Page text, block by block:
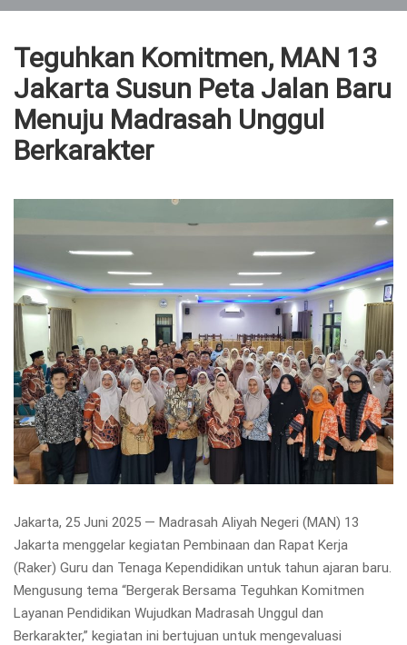
Teguhkan Komitmen, MAN 13
Jakarta Susun Peta Jalan Baru
Menuju Madrasah Unggul
Berkarakter
Jakarta, 25 Juni 2025 — Madrasah Aliyah Negeri (MAN) 13
Jakarta menggelar kegiatan Pembinaan dan Rapat Kerja
(Raker) Guru dan Tenaga Kependidikan untuk tahun ajaran baru.
Mengusung tema “Bergerak Bersama Teguhkan Komitmen
Layanan Pendidikan Wujudkan Madrasah Unggul dan
Berkarakter,” kegiatan ini bertujuan untuk mengevaluasi